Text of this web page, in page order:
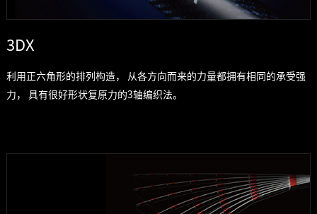
3DX
利用正六角形的排列构造， 从各方向而来的力量都拥有相同的承受强
力， 具有很好形状复原力的3轴编织法。